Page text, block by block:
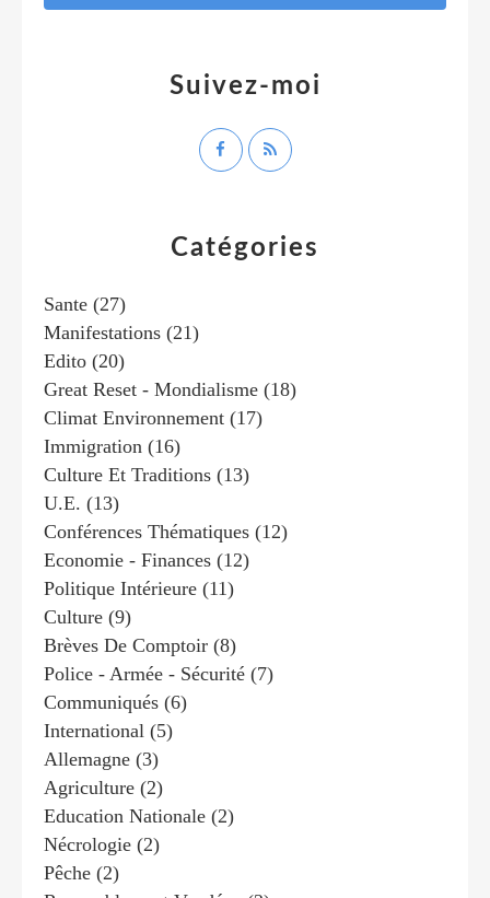
Catégories
Sante (27)
Manifestations (21)
Edito (20)
Great Reset - Mondialisme (18)
Climat Environnement (17)
Immigration (16)
Culture Et Traditions (13)
U.e. (13)
Conférences Thématiques (12)
Economie - Finances (12)
Politique Intérieure (11)
Culture (9)
Brèves De Comptoir (8)
Police - Armée - Sécurité (7)
Communiqués (6)
International (5)
Allemagne (3)
Agriculture (2)
Education Nationale (2)
Nécrologie (2)
Pêche (2)
Suivez-moi